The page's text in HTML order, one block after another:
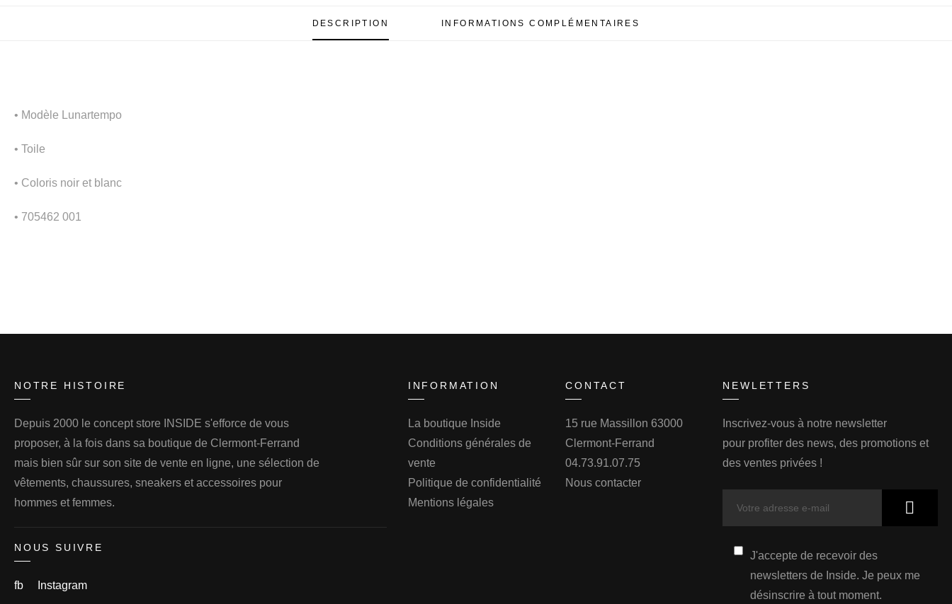
DESCRIPTION INFORMATIONS COMPLÉMENTAIRES
• Modèle Lunartempo
• Toile
• Coloris noir et blanc
• 705462 001
NOTRE HISTOIRE
Depuis 2000 le concept store INSIDE s'efforce de vous
proposer, à la fois dans sa boutique de Clermont-Ferrand
mais bien sûr sur son site de vente en ligne, une sélection de
vêtements, chaussures, sneakers et accessoires pour
hommes et femmes.
NOUS SUIVRE
fb Instagram
INFORMATION
La boutique Inside
Conditions générales de
vente
Politique de confidentialité
Mentions légales
CONTACT
15 rue Massillon 63000
Clermont-Ferrand
04.73.91.07.75
Nous contacter
NEWLETTERS
Inscrivez-vous à notre newsletter
pour profiter des news, des promotions et
des ventes privées !
J'accepte de recevoir des
newsletters de Inside. Je peux me
désinscrire à tout moment.